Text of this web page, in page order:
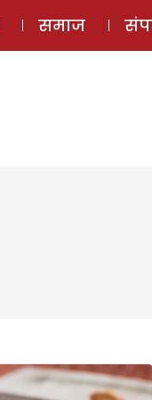
समाज